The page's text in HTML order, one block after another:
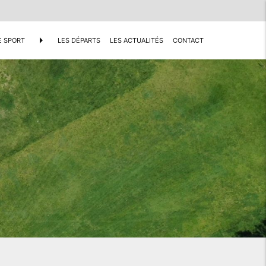
SPORT arrow_right LES DÉPARTS LES ACTUALITÉS CONTACT